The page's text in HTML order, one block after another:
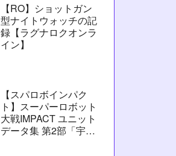
【RO】ショットガン
型ナイトウォッチの記
録【ラグナロクオンラ
イン】
【スパロボインパク
ト】スーパーロボット
大戦IMPACT ユニット
データ集 第2部「宇宙